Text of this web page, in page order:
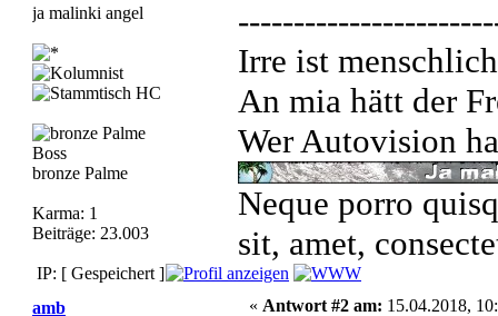
ja malinki angel
Boss
bronze Palme
Karma: 1
Beiträge: 23.003
Irre ist
An mia hätt der
Wer Autovision
Neque porro
sit, amet,
IP: [ Gespeichert ]
amb
« Antwort #2 am: 15.04.2018,